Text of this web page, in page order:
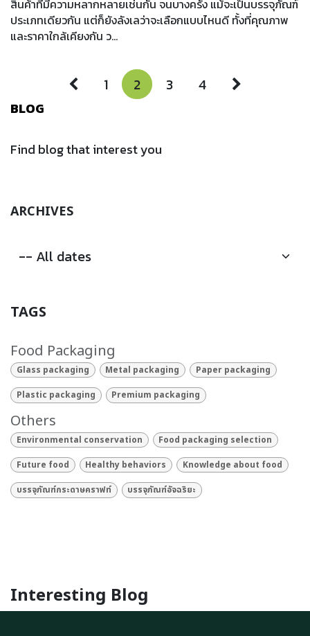
สินค้าที่มีความหลากหลายเช่นกัน จนบางครั้ง แม้จะเป็นบรรจุภัณฑ์
ประเภทเดียวกัน แต่ก็ยังลังเลว่าจะเลือกแบบไหนดี ทั้งที่คุณภาพ
และราคาใกล้เคียงกัน ว...
1 2 3 4
BLOG
Find blog that interest you
ARCHIVES
TAGS
Food Packaging
Glass packaging Metal packaging Paper packaging
Plastic packaging Premium packaging
Others
Environmental conservation Food packaging selection
Future food Healthy behaviors Knowledge about food
บรรจุภัณฑ์กระดาษคราฟท์ บรรจุภัณฑ์อัจฉริยะ
Interesting Blog